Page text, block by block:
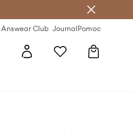
Answear Club JournalPomoc